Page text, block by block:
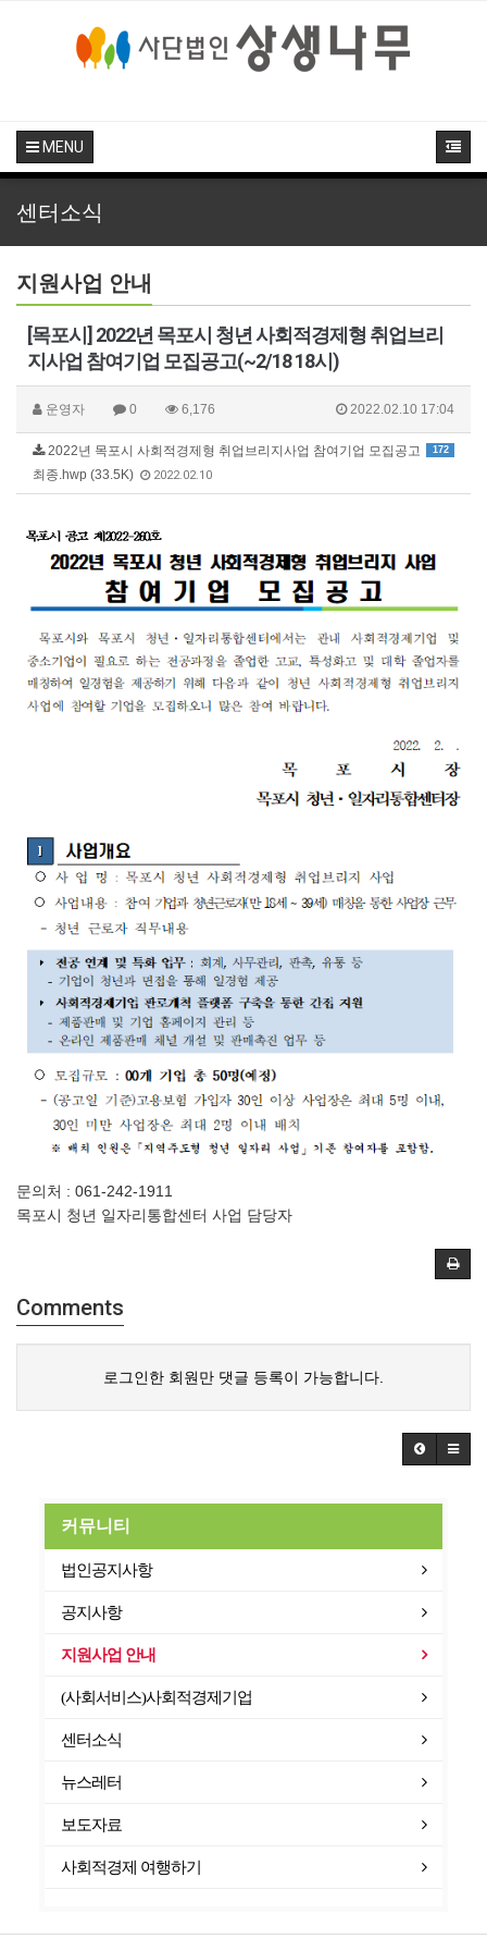
MENU
센터소식
지원사업 안내
[목포시] 2022년 목포시 청년 사회적경제형 취업브리
지사업 참여기업 모집공고(~2/18 18시)
운영자 0 6,176 2022.02.10 17:04
172
2022년 목포시 사회적경제형 취업브리지사업 참여기업 모집공고
최종.hwp (33.5K)
2022.02.10
문의처 : 061-242-1911
목포시 청년 일자리통합센터 사업 담당자
Comments
로그인한 회원만 댓글 등록이 가능합니다.
커뮤니티
법인공지사항
공지사항
지원사업 안내
(사회서비스)사회적경제기업
센터소식
뉴스레터
보도자료
사회적경제 여행하기